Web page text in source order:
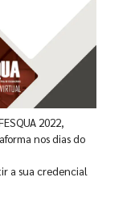
2022,
nos dias do
a sua credencial